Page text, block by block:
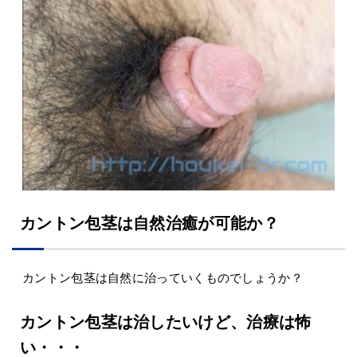
カントン包茎は自然治癒が可能か？
カントン包茎は自然に治っていくものでしょうか？
カントン包茎は治したいけど、治療は怖
い・・・